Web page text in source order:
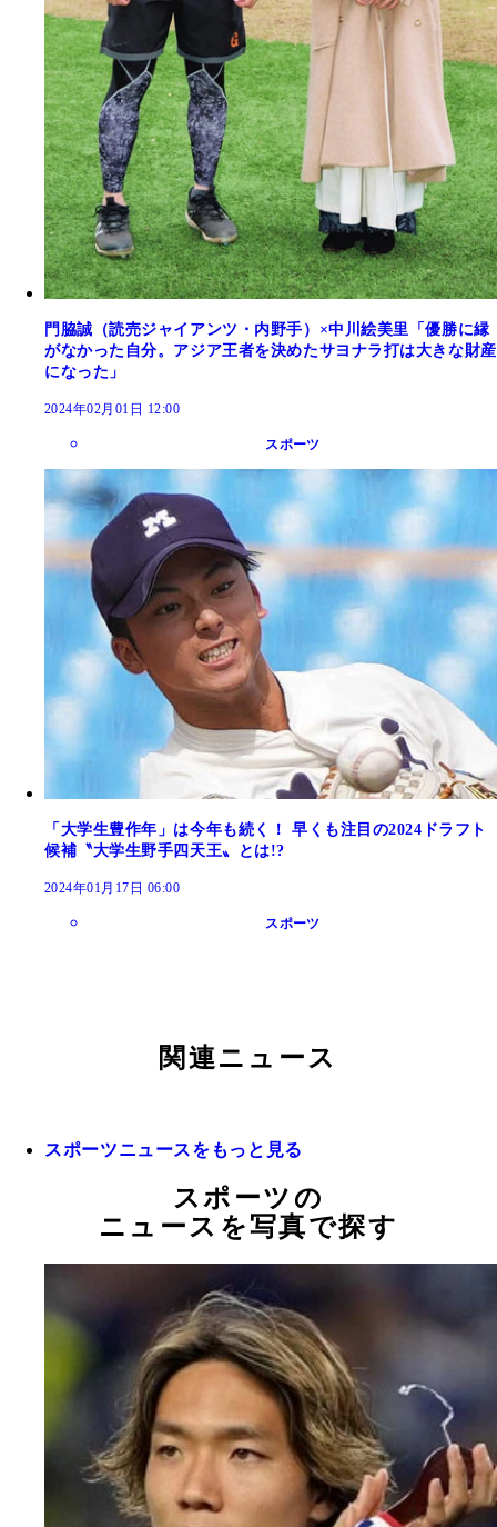
門脇誠（読売ジャイアンツ・内野手）×中川絵美里「優勝に縁
がなかった自分。アジア王者を決めたサヨナラ打は大きな財産
になった」
2024年02月01日 12:00
スポーツ
「大学生豊作年」は今年も続く！ 早くも注目の2024ドラフト
候補〝大学生野手四天王〟とは!?
2024年01月17日 06:00
スポーツ
関連ニュース
スポーツニュースをもっと見る
スポーツの
ニュースを写真で探す